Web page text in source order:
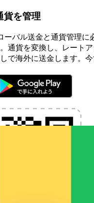
貨を管理
ーバル送金と通貨管理に
通貨を変換し、レート
で海外に送金します。